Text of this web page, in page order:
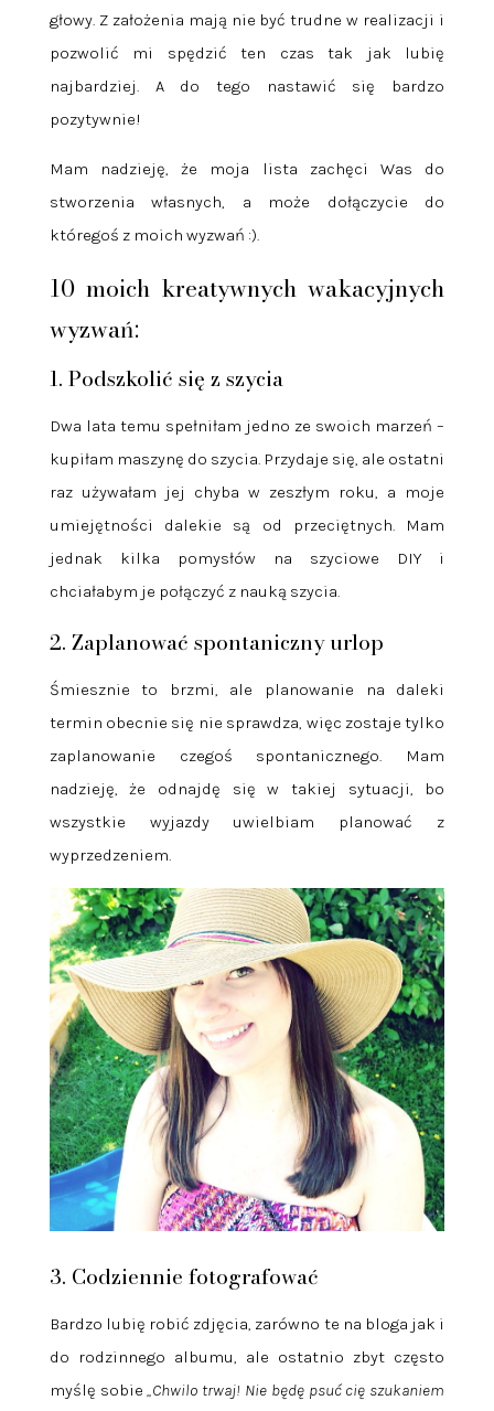
głowy. Z założenia mają nie być trudne w realizacji i
pozwolić mi spędzić ten czas tak jak lubię
najbardziej. A do tego nastawić się bardzo
pozytywnie!
Mam nadzieję, że moja lista zachęci Was do
stworzenia własnych, a może dołączycie do
któregoś z moich wyzwań :).
10 moich kreatywnych wakacyjnych
wyzwań:
1. Podszkolić się z szycia
Dwa lata temu spełniłam jedno ze swoich marzeń –
kupiłam maszynę do szycia. Przydaje się, ale ostatni
raz używałam jej chyba w zeszłym roku, a moje
umiejętności dalekie są od przeciętnych. Mam
jednak kilka pomysłów na szyciowe DIY i
chciałabym je połączyć z nauką szycia.
2. Zaplanować spontaniczny urlop
Śmiesznie to brzmi, ale planowanie na daleki
termin obecnie się nie sprawdza, więc zostaje tylko
zaplanowanie czegoś spontanicznego. Mam
nadzieję, że odnajdę się w takiej sytuacji, bo
wszystkie wyjazdy uwielbiam planować z
wyprzedzeniem.
3. Codziennie fotografować
Bardzo lubię robić zdjęcia, zarówno te na bloga jak i
do rodzinnego albumu, ale ostatnio zbyt często
myślę sobie„Chwilo trwaj! Nie będę psuć cię szukaniem